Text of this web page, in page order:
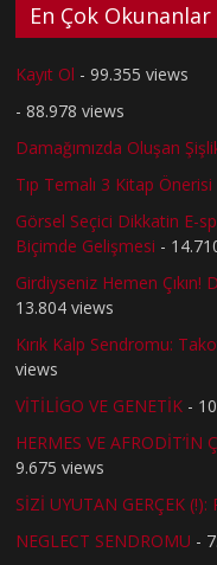
En Çok Okunanlar
Kayıt Ol - 99.355 views
- 88.978 views
Damağımızda Oluşan
Tıp Temalı 3 Kitap Önerisi
Görsel Seçici Dikkatin E-
Biçimde Gelişmesi -
Girdiyseniz Hemen
13.804 views
Kırık Kalp Sendromu:
views
VİTİLİGO VE GENETİK -
HERMES VE AFRODİT’İN
9.675 views
SİZİ UYUTAN GERÇEK
NEGLECT SENDROMU -